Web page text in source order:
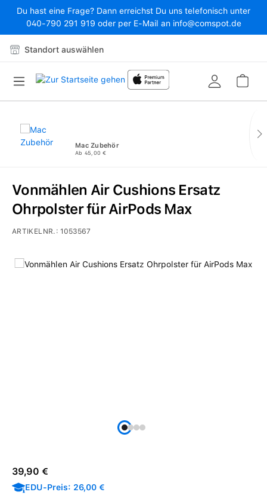
Zum Hauptinhalt springen
Du hast eine Frage? Dann erreichst Du uns telefonisch unter
040-790 291 919 oder per E-Mail an info@comspot.de
Standort auswählen
Mac Zubehör
Ab 45,00 €
Bildergalerie überspringen
Vonmählen Air Cushions Ersatz
Ohrpolster für AirPods Max
ARTIKELNR.:1053567
Regulärer Preis:
39,90 €
EDU-Preis: 26,00 €